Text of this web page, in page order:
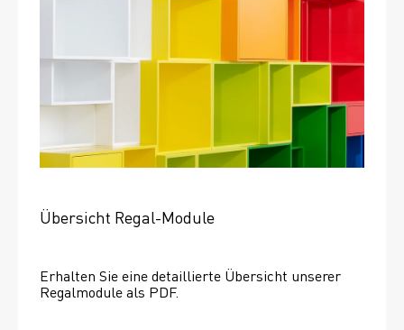
Übersicht Regal-Module
Erhalten Sie eine detaillierte Übersicht unserer
Regalmodule als PDF.